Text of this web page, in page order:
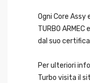
Ogni Core
TURBO
dal suo
Per ulteriori
Turbo visita il